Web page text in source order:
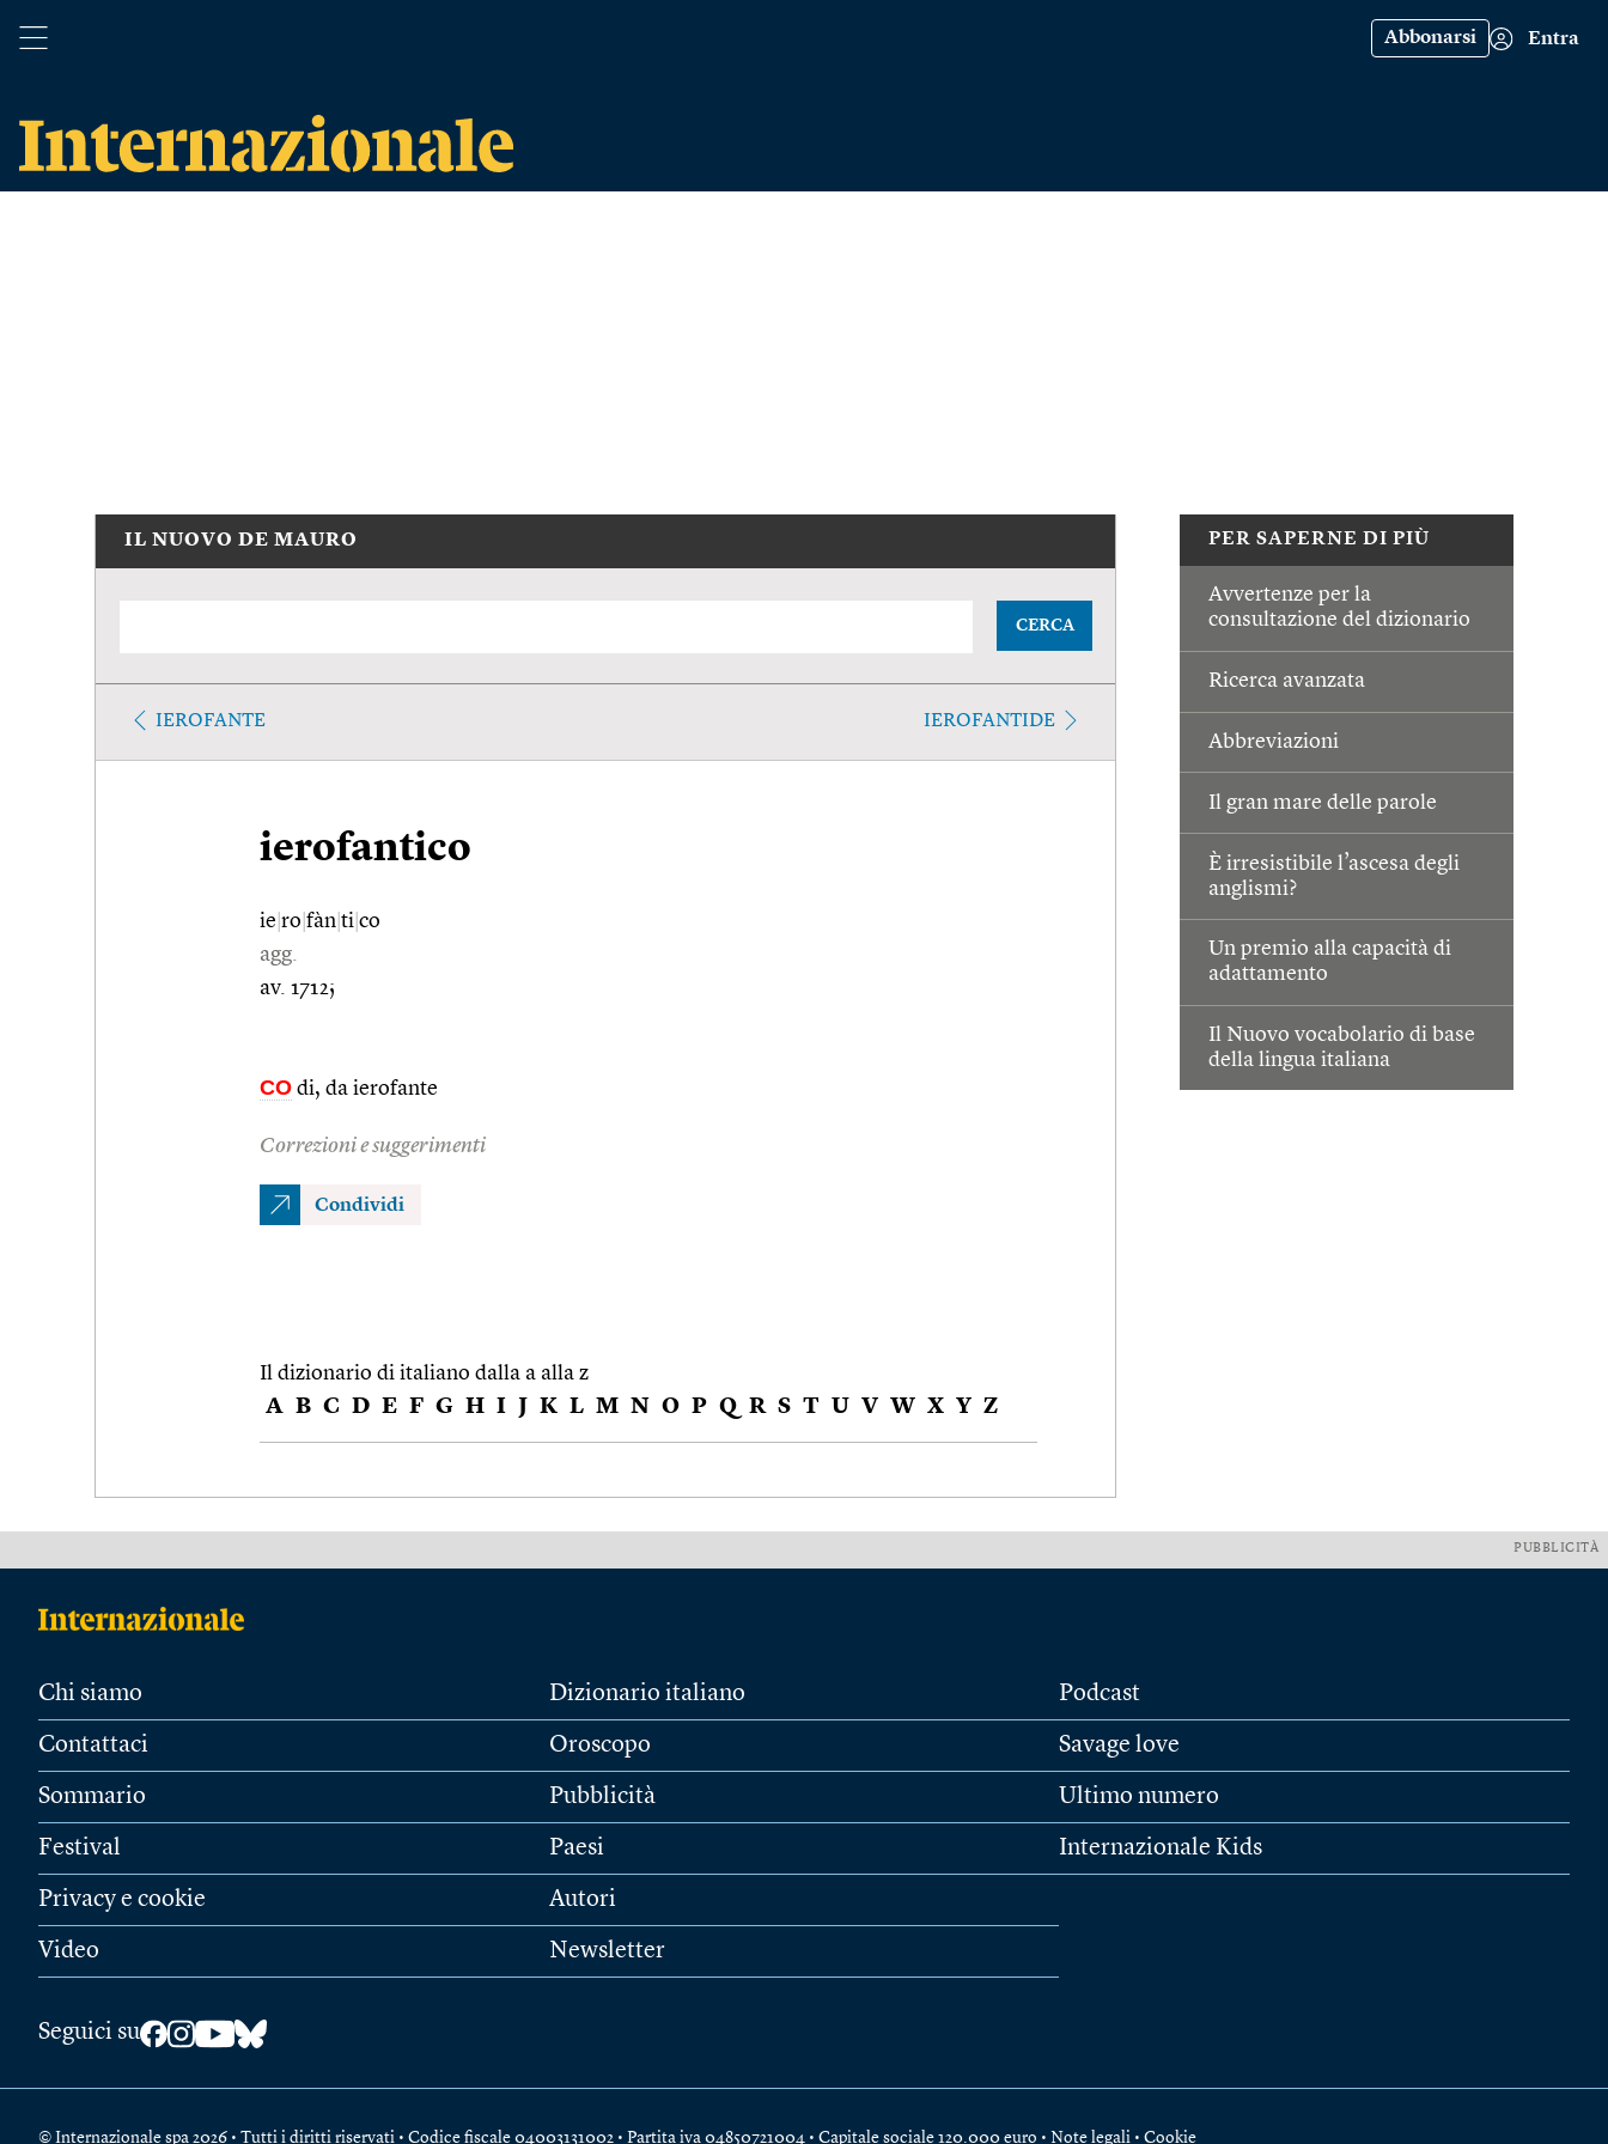
Abbonarsi Entra
PER SAPERNE DI PIÙ
Avvertenze per la
consultazione del dizionario
Ricerca avanzata
Abbreviazioni
Il gran mare delle parole
È irresistibile l’ascesa degli
anglismi?
Un premio alla capacità di
adattamento
Il Nuovo vocabolario di base
della lingua italiana
IL NUOVO DE MAURO
CERCA
IEROFANTE IEROFANTIDE
ierofantico
ie ro fàn ti co
agg.
av. 1712;
CO di, da ierofante
Correzioni e suggerimenti
Condividi
Il dizionario di italiano dalla a alla z
A B C D E F G H I J K L M N O P Q R S T U V W X Y Z
PUBBLICITÀ
Chi siamo
Contattaci
Sommario
Festival
Privacy e cookie
Video
Dizionario italiano
Oroscopo
Pubblicità
Paesi
Autori
Newsletter
Podcast
Savage love
Ultimo numero
Internazionale Kids
Seguici su
© Internazionale spa 2026 • Tutti i diritti riservati • Codice fiscale 04003131002 • Partita iva 04850721004 • Capitale sociale 120.000 euro • Note legali • Cookie